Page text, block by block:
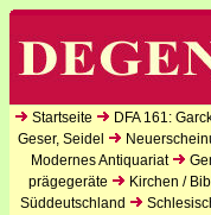
Startseite DFA 161:
Geser, Seidel
Modernes Antiquariat
prägegeräte
Kirchen /
Süddeutschland